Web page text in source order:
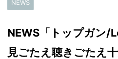
NEWS
NEWS「トップガン
見ごたえ聴きごたえ